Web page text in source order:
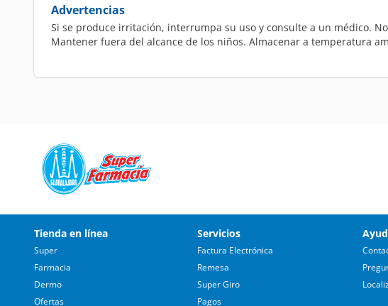
Advertencias
Si se produce irritación, interrumpa su uso y consulte a un médico.
Mantener fuera del alcance de los niños. Almacenar a temperatura
Tienda en línea
Super
Farmacia
Dermo
Ofertas
Servicios
Factura Electrónica
Remesa
Super Giro
Pagos